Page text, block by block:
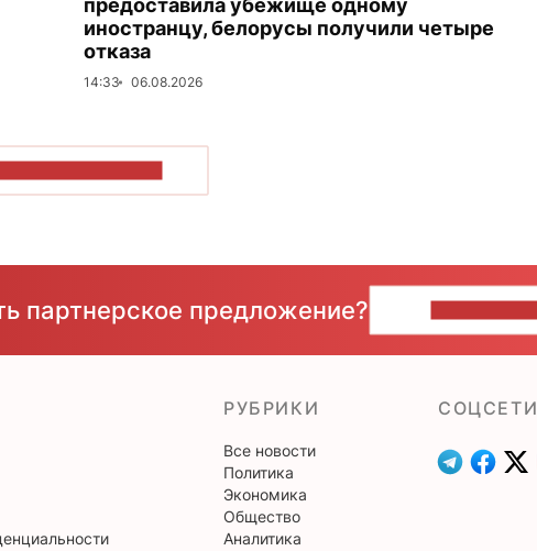
предоставила убежище одному
иностранцу, белорусы получили четыре
отказа
14:33 06.08.2026
партнерское предложение?
РУБРИКИ
Все новости
Политика
Экономика
Общество
Аналитика
CОЦСЕТИ